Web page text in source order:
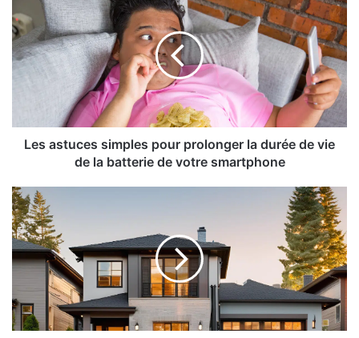
astuces
simples
pour
prolonger
vie
de
votre
smartphone
Les astuces simples pour prolonger la durée de vie
de la batterie de votre smartphone
Le
marché
immobilier
du
Cher
à
sa